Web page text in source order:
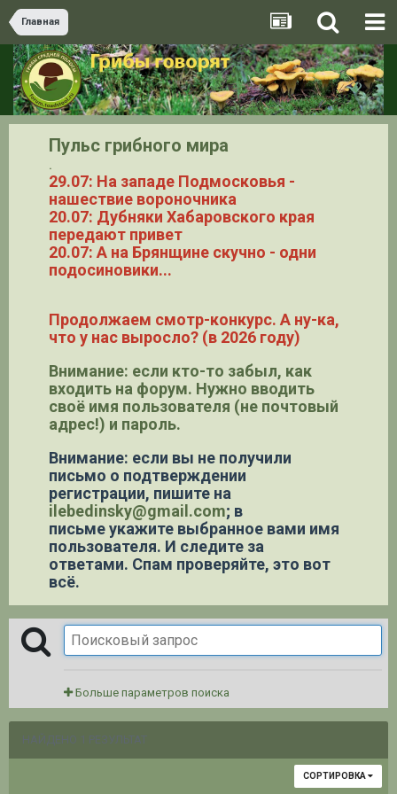
Главная
Пульс грибного мира
.
29.07: На западе Подмосковья -
нашествие вороночника
20.07: Дубняки Хабаровского края
передают привет
20.07: А на Брянщине скучно - одни
подосиновики...
Продолжаем смотр-конкурс. А ну-ка,
что у нас выросло? (в 2026 году)
Внимание: если кто-то забыл, как
входить на форум. Нужно вводить
своё имя пользователя (не почтовый
адрес!) и пароль.
Внимание: если вы не получили
письмо о подтверждении
регистрации, пишите на
ilebedinsky@gmail.com; в
письме укажите выбранное вами имя
пользователя. И следите за
ответами. Спам проверяйте, это вот
всё.
Больше параметров поиска
НАЙДЕНО 1 РЕЗУЛЬТАТ
СОРТИРОВКА